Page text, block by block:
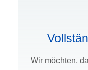
Wir möchten,